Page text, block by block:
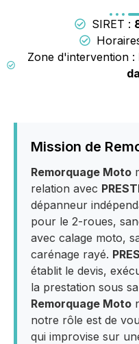
SIRET :
Zone d'intervention :
Mission de
Remorquage Moto
relation avec
dépanneur
pour le 2-roues,
avec calage moto,
carénage rayé.
établit le devis,
la prestation sous
Remorquage Moto
notre rôle est de
qui improvise sur